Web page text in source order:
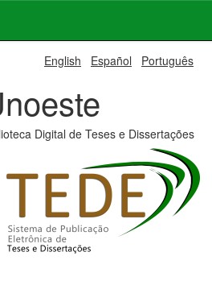
English Español Português
Digital de Teses e Dissertações